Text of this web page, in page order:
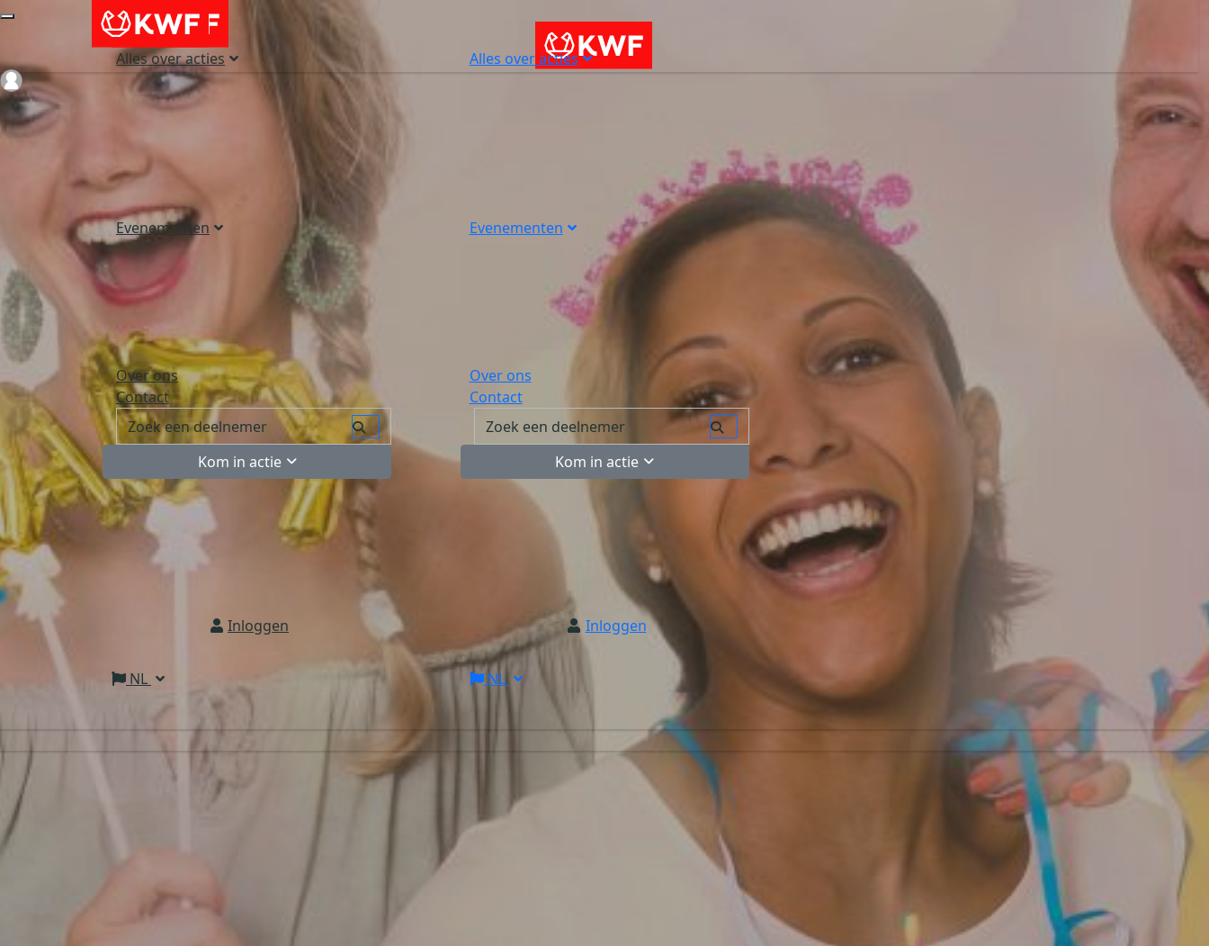
Alles over acties
Evenementen
Over ons
Contact
Kom in actie
Inloggen
NL
Alles over acties
Evenementen
Over ons
Contact
Kom in actie
Inloggen
NL
Login